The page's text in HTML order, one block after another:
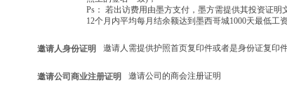
Ps： 若出访费用由墨方支付，墨方需提供其投资证明
12个月内平均每月结余额达到墨西哥城1000天最低工
邀请人身份证明 邀请人需提供护照首页复印件或者是身份证复印
邀请公司商业注册证明 邀请公司的商会注册证明